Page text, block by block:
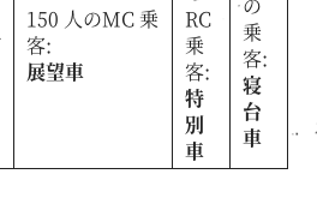
150 人のMC 乗
客:
展望車
RC
乗
客:
特
別
車
乗
客:
寝
台
車